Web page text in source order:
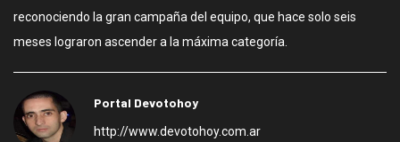
reconociendo la gran campaña del equipo, que hace solo seis
meses lograron ascender a la máxima categoría.
Portal Devotohoy
http://www.devotohoy.com.ar